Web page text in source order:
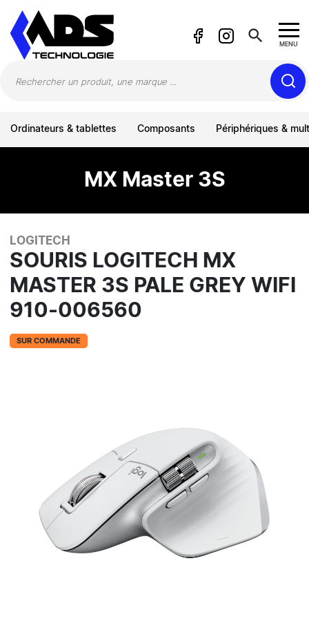
search MENU
Ordinateurs & tablettes Composants Périphériques &
MX Master 3S
LOGITECH
SOURIS LOGITECH MX
MASTER 3S PALE GREY WIFI
910-006560
SUR COMMANDE